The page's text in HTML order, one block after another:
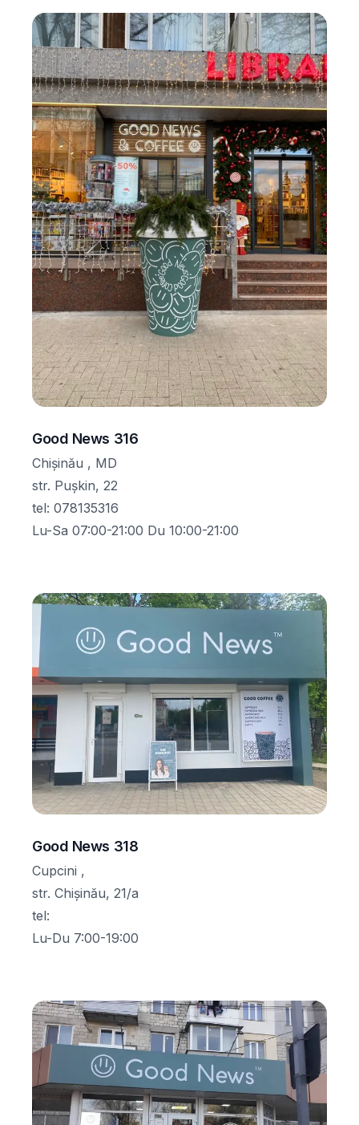
Good News 316
Chișinău , MD
str. Pușkin, 22
tel: 078135316
Lu-Sa 07:00-21:00 Du 10:00-21:00
Good News 318
Cupcini ,
str. Chișinău, 21/a
tel:
Lu-Du 7:00-19:00